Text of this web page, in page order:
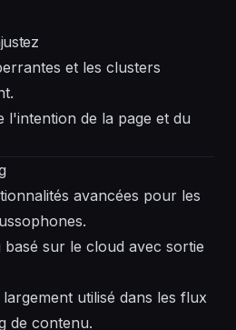
et les clusters
l'intention de la page et du
avancées pour les
basé sur le cloud avec sortie
utilisé dans les flux
de contenu.